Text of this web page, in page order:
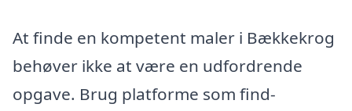
At finde en kompetent maler i Bækkekrog
behøver ikke at være en udfordrende
opgave. Brug platforme som find-